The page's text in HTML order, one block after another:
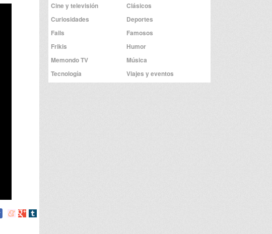
Compartir
Compartir
Compartir
Cine y televisión
Clásicos
Curiosidades
Deportes
Fails
Famosos
Frikis
Humor
Memondo TV
Música
Tecnología
Viajes y eventos